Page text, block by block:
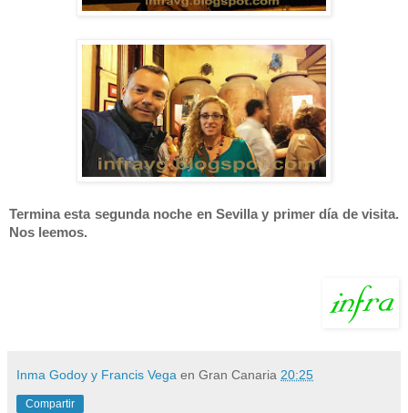
Termina esta segunda noche en Sevilla y primer día de visita.
Nos leemos.
Inma Godoy y Francis Vega en Gran Canaria 20:25
Compartir